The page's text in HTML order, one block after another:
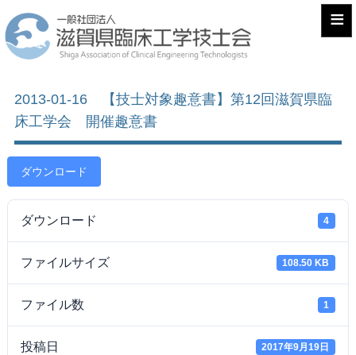
≡
2013-01-16 【技士対象趣意書】第12回滋賀県臨
床工学会 開催趣意書
ダウンロード
ダウンロード 4
ファイルサイズ 108.50 KB
ファイル数 1
投稿日 2017年9月19日